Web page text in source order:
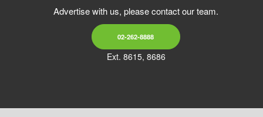
Advertise with us, please contact our team.
02-262-8888
Ext. 8615, 8686